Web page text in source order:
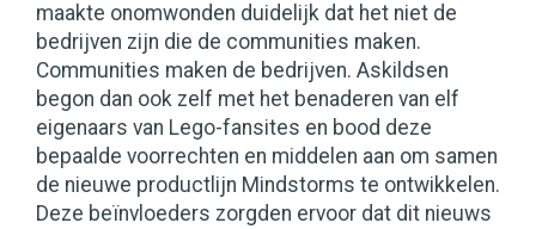
maakte onomwonden duidelijk dat het niet de
bedrijven zijn die de communities maken.
Communities maken de bedrijven. Askildsen
begon dan ook zelf met het benaderen van elf
eigenaars van Lego-fansites en bood deze
bepaalde voorrechten en middelen aan om samen
de nieuwe productlijn Mindstorms te ontwikkelen.
Deze beïnvloeders zorgden ervoor dat dit nieuws